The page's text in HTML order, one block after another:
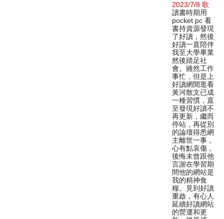
2023/7/8 歌
讀書時期用
pocket pc 看
書持資源發現
了好讀，然後
好讀一直陪伴
我至大學畢業
然後踏足社
會。雖然工作
事忙，但是上
好讀網閒逛看
黃河散文已成
一種習慣，直
至發現好讀不
再更新，繼而
停站，再從別
的論壇得悉網
主離世一事，
心有點哀傷，
後悔未曾跟他
言謝在學習期
間他的網站是
我的精神食
糧。見到好讀
重啟，有心人
延續好讀網站
的營運和更